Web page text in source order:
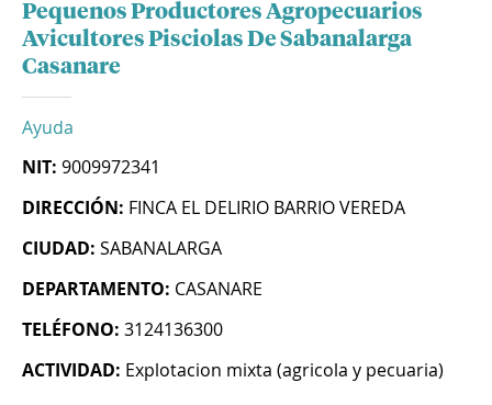
Pequenos Productores Agropecuarios
Avicultores Pisciolas De Sabanalarga
Casanare
Ayuda
NIT: 9009972341
DIRECCIÓN: FINCA EL DELIRIO BARRIO VEREDA
CIUDAD: SABANALARGA
DEPARTAMENTO: CASANARE
TELÉFONO: 3124136300
ACTIVIDAD: Explotacion mixta (agricola y pecuaria)